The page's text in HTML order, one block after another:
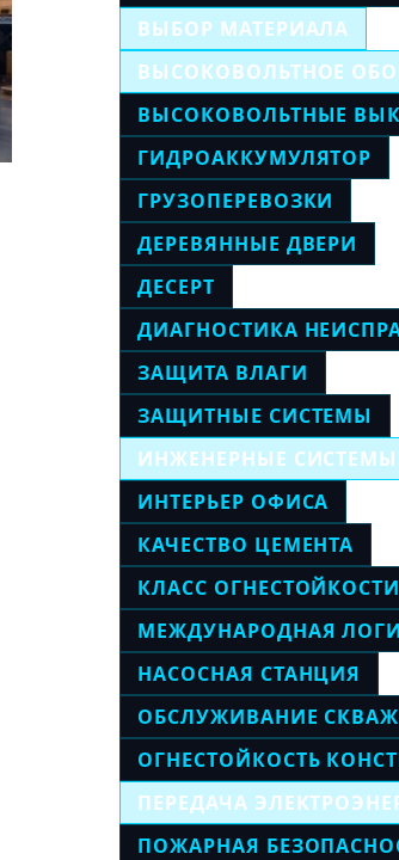
ВЫБОР МАТЕРИАЛА
ВЫСОКОВОЛЬТНОЕ
ВЫСОКОВОЛЬТНЫЕ
ГИДРОАККУМУЛЯТОР
ГРУЗОПЕРЕВОЗКИ
ДЕРЕВЯННЫЕ ДВЕРИ
ДЕСЕРТ
ДИАГНОСТИКА
ЗАЩИТА ВЛАГИ
ЗАЩИТНЫЕ СИСТЕМЫ
ИНЖЕНЕРНЫЕ СИСТЕМЫ
ИНТЕРЬЕР ОФИСА
КАЧЕСТВО ЦЕМЕНТА
КЛАСС ОГНЕСТОЙКОСТИ
МЕЖДУНАРОДНАЯ
НАСОСНАЯ СТАНЦИЯ
ОБСЛУЖИВАНИЕ
ОГНЕСТОЙКОСТЬ
ПЕРЕДАЧА
ПОЖАРНАЯ